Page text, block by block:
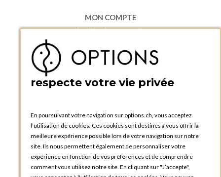
MON COMPTE
Accéder à mon compte
Créer un compte
PRATIQUE
Catalogues et bons de commande
Tutoriels
respecte votre vie privée
En poursuivant votre navigation sur options.ch, vous acceptez
l’utilisation de cookies. Ces cookies sont destinés à vous offrir la
meilleure expérience possible lors de votre navigation sur notre
site. Ils nous permettent également de personnaliser votre
expérience en fonction de vos préférences et de comprendre
comment vous utilisez notre site. En cliquant sur "J’accepte",